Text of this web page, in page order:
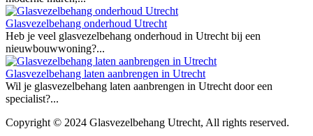
Glasvezelbehang onderhoud Utrecht
Heb je veel glasvezelbehang onderhoud in Utrecht bij een
nieuwbouwwoning?...
Glasvezelbehang laten aanbrengen in Utrecht
Wil je glasvezelbehang laten aanbrengen in Utrecht door een
specialist?...
Copyright © 2024 Glasvezelbehang Utrecht, All rights reserved.